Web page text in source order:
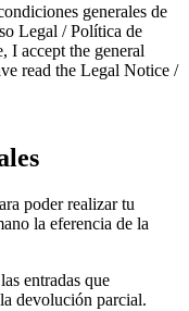
generales de
Legal / Política de
I accept the general
read the Legal Notice /
poder realizar tu
la eferencia de la
entradas que
devolución parcial.